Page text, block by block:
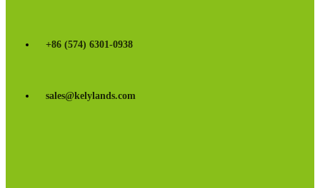
+86 (574) 6301-0938
sales@kelylands.com